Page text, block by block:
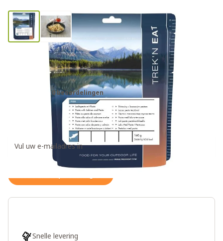
Trek'n Eat zakje pasta pesto zalm
noodrantsoen
0 beoordelingen
Ontvang een weer op voorraad notificatie
Snelle levering